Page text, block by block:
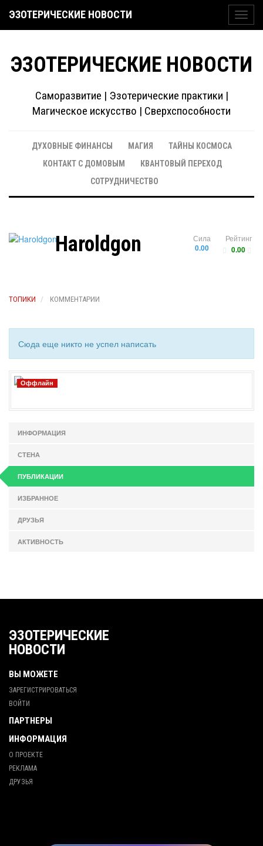
ЭЗОТЕРИЧЕСКИЕ НОВОСТИ
ЭЗОТЕРИЧЕСКИЕ НОВОСТИ
Саморазвитие | Эзотерические практики |
Магическое искусство | Сверхспособности
ДУХОВНЫЕ ФИНАНСЫ МАГИЯ
ТАЙНЫ КОСМОСА
КОНТАКТ С ДОМОВЫМ
КВАНТОВЫЙ ПЕРЕХОД
СОТРУДНИЧЕСТВО
Рейтинг
0.00
Сила
0.00
Haroldgon
ТОПИКИ КОММЕНТАРИИ
Сюда еще никто не успел написать
Оффлайн
ИНФОРМАЦИЯ
СТЕНА
ПУБЛИКАЦИИ
ИЗБРАННОЕ
ДРУЗЬЯ
АКТИВНОСТЬ
ЭЗОТЕРИЧЕСКИЕ
НОВОСТИ
ВЫ МОЖЕТЕ
ЗАРЕГИСТРИРОВАТЬСЯ
ВОЙТИ
ПАРТНЕРЫ
ИНФОРМАЦИЯ
О ПРОЕКТЕ
РЕКЛАМА
ДРУЗЬЯ